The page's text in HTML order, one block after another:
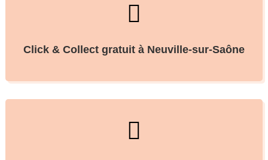

Click & Collect gratuit à Neuville-sur-Saône
